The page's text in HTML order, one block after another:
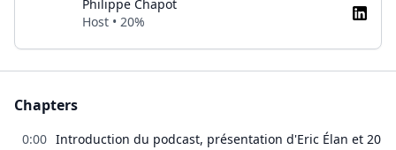
Philippe Chapot
Host • 20%
Chapters
0:00 Introduction du podcast, présentation d'Eric Élan et 20